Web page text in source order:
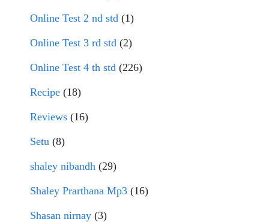
Online Test 2 nd std (1)
Online Test 3 rd std (2)
Online Test 4 th std (226)
Recipe (18)
Reviews (16)
Setu (8)
shaley nibandh (29)
Shaley Prarthana Mp3 (16)
Shasan nirnay (3)